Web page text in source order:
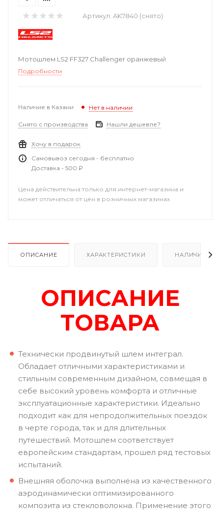
Артикул: AK7840 (снято)
Мотошлем LS2 FF327 Challenger оранжевый
Подробности
Наличие в Казани Нет в наличии
Снято с производства Нашли дешевле?
Хочу в подарок
Самовывоз сегодня - бесплатно
Доставка - 500 ₽
Цена действительна только для интернет-магазина и
может отличаться от цен в розничных магазинах
ОПИСАНИЕ ХАРАКТЕРИСТИКИ НАЛИЧИЕ В
ОПИСАНИЕ
ТОВАРА
Технически продвинутый шлем интеграл.
Обладает отличными характеристиками и
стильным современным дизайном, совмещая в
себе высокий уровень комфорта и отличные
эксплуатационные характеристики. Идеально
подходит как для непродолжительных поездок
в черте города, так и для длительных
путешествий. Мотошлем соответствует
европейским стандартам, прошел ряд тестовых
испытаний.
Внешняя оболочка выполнена из качественного
аэродинамически оптимизированного
композита из стекловолокна. Применение этого